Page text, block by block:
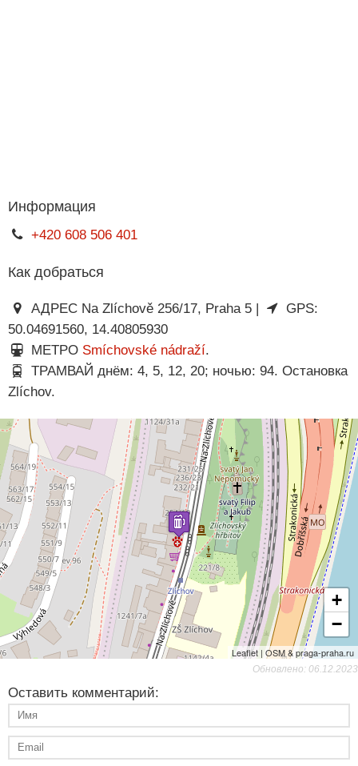
Информация
+420 608 506 401
Как добраться
АДРЕС Na Zlíchově 256/17, Praha 5 |
GPS:
50.04691560, 14.40805930
МЕТРО Smíchovské nádraží.
ТРАМВАЙ днём: 4, 5, 12, 20; ночью: 94. Остановка
Zlíchov.
+
−
Leaflet | OSM & praga-praha.ru
Обновлено: 06.12.2023
Оставить комментарий: